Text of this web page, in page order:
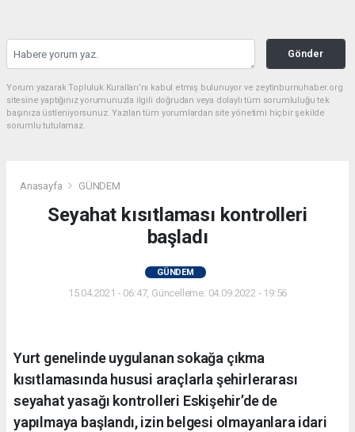
Gönder
Yorum yazarak Topluluk Kuralları’nı kabul etmiş bulunuyor ve zeytinburnuhaber.org
sitesine yaptığınız yorumunuzla ilgili doğrudan veya dolaylı tüm sorumluluğu tek
başınıza üstleniyorsunuz. Yazılan tüm yorumlardan site yönetimi hiçbir şekilde
sorumlu tutulamaz.
Anasayfa GÜNDEM
Seyahat kısıtlaması kontrolleri
başladı
GÜNDEM
15.04.2021 - 06:47, Güncelleme: 04.09.2022 - 19:56
Yurt genelinde uygulanan sokağa çıkma
kısıtlamasında hususi araçlarla şehirlerarası
seyahat yasağı kontrolleri Eskişehir’de de
yapılmaya başlandı, izin belgesi olmayanlara idari